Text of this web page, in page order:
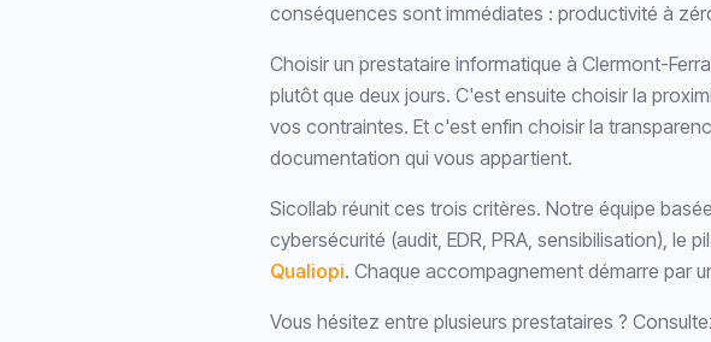
conséquences sont immédiates : productivité à
Choisir un prestataire informatique à Clermont-
plutôt que deux jours. C'est ensuite choisir la
vos contraintes. Et c'est enfin choisir la
documentation qui vous appartient.
Sicollab réunit ces trois critères. Notre équipe
cybersécurité (audit, EDR, PRA, sensibilisation), le
Qualiopi. Chaque accompagnement démarre par
Vous hésitez entre plusieurs prestataires ?